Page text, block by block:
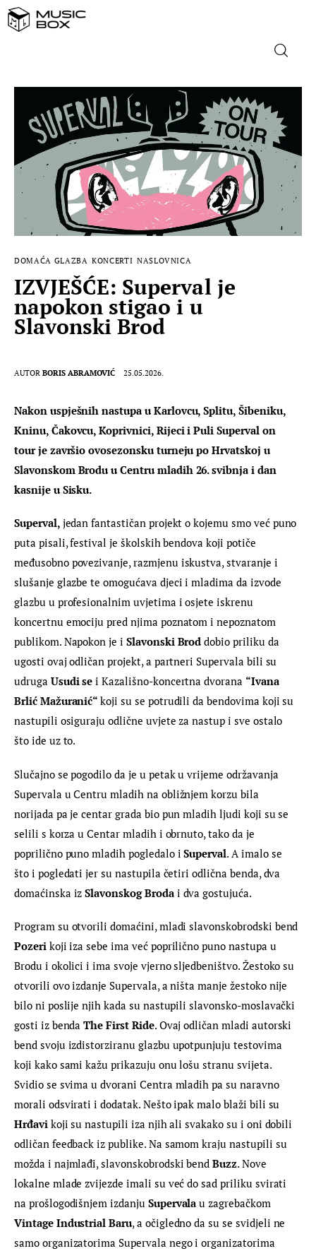
NASLOVNICA
DOMAĆA GLAZBA
STRANA GLAZBA
FILM
DOMAĆA GLAZBA KONCERTI NASLOVNICA
IZVJEŠĆE: Superval je
napokon stigao i u
Slavonski Brod
AUTOR BORIS ABRAMOVIĆ 25.05.2026.
Nakon uspješnih nastupa u Karlovcu, Splitu, Šibeniku,
Kninu, Čakovcu, Koprivnici, Rijeci i Puli Superval on
tour je završio ovosezonsku turneju po Hrvatskoj u
Slavonskom Brodu u Centru mladih 26. svibnja i dan
kasnije u Sisku.
Superval, jedan fantastičan projekt o kojemu smo već puno
puta pisali, festival je školskih bendova koji potiče
međusobno povezivanje, razmjenu iskustva, stvaranje i
slušanje glazbe te omogućava djeci i mladima da izvode
glazbu u profesionalnim uvjetima i osjete iskrenu
koncertnu emociju pred njima poznatom i nepoznatom
publikom. Napokon je i Slavonski Brod dobio priliku da
ugosti ovaj odličan projekt, a partneri Supervala bili su
udruga Usudi se i Kazališno-koncertna dvorana “Ivana
Brlić Mažuranić“ koji su se potrudili da bendovima koji su
nastupili osiguraju odlične uvjete za nastup i sve ostalo
što ide uz to.
Slučajno se pogodilo da je u petak u vrijeme održavanja
Supervala u Centru mladih na obližnjem korzu bila
norijada pa je centar grada bio pun mladih ljudi koji su se
selili s korza u Centar mladih i obrnuto, tako da je
poprilično puno mladih pogledalo i Superval. A imalo se
što i pogledati jer su nastupila četiri odlična benda, dva
domaćinska iz Slavonskog Broda i dva gostujuća.
Program su otvorili domaćini, mladi slavonskobrodski bend
Pozeri koji iza sebe ima već poprilično puno nastupa u
Brodu i okolici i ima svoje vjerno sljedbeništvo. Žestoko su
otvorili ovo izdanje Supervala, a ništa manje žestoko nije
bilo ni poslije njih kada su nastupili slavonsko-moslavački
gosti iz benda The First Ride. Ovaj odličan mladi autorski
bend svoju izdistorziranu glazbu upotpunjuju testovima
koji kako sami kažu prikazuju onu lošu stranu svijeta.
Svidio se svima u dvorani Centra mladih pa su naravno
morali odsvirati i dodatak. Nešto ipak malo blaži bili su
Hrđavi koji su nastupili iza njih ali svakako su i oni dobili
odličan feedback iz publike. Na samom kraju nastupili su
možda i najmlađi, slavonskobrodski bend Buzz. Nove
lokalne mlade zvijezde imali su već do sad priliku svirati
na prošlogodišnjem izdanju Supervala u zagrebačkom
Vintage Industrial Baru, a očigledno da su se svidjeli ne
samo organizatorima Supervala nego i organizatorima